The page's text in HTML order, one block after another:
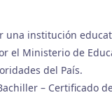
una institución
el Ministerio de
del País.
– Certificado